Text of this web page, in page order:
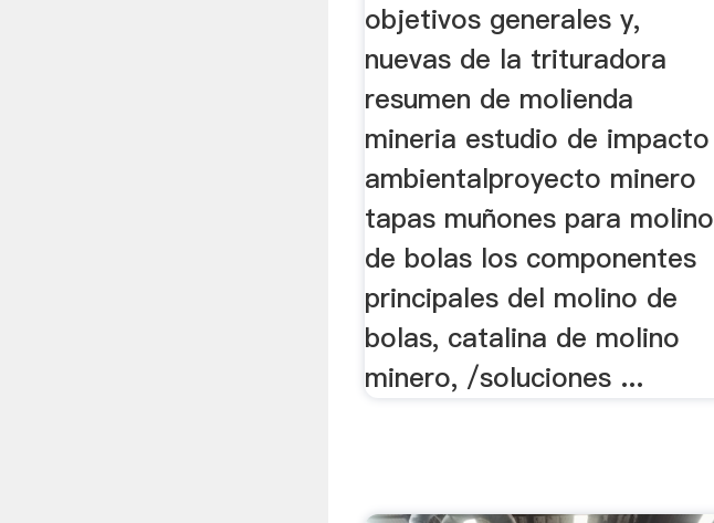
objetivos generales y,
nuevas de la trituradora
resumen de molienda
mineria estudio de impacto
ambientalproyecto minero
tapas muñones para molino
de bolas los componentes
principales del molino de
bolas, catalina de molino
minero, /soluciones ...